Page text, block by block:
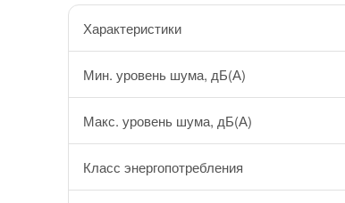
Характеристики
Мин. уровень шума, дБ(А)
Макс. уровень шума, дБ(А)
Класс энергопотребления